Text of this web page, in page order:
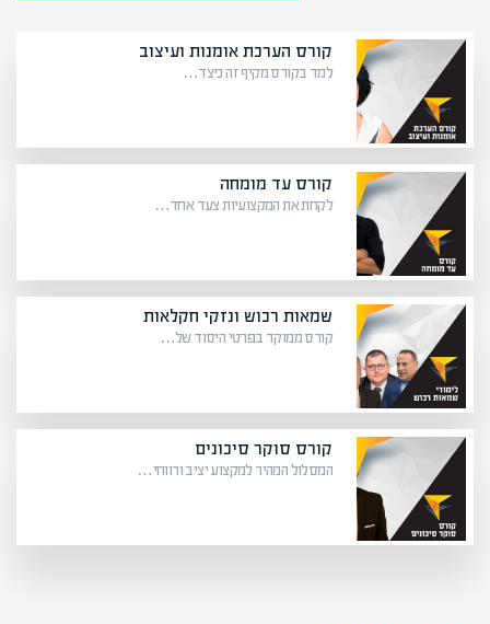
קורס הערכת אומנות ועיצוב
למד בקורס מקיף זה כיצד…
קורס עד מומחה
לקחת את המקצועיות צעד אחד…
שמאות רכוש ונזקי חקלאות
קורס ממוקד בפרטי היסוד של…
קורס סוקר סיכונים
המסלול המהיר למקצוע יציב ורווחי…